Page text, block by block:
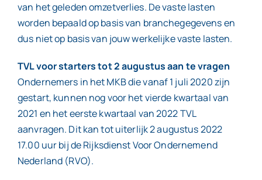
van het geleden omzetverlies. De vaste lasten
worden bepaald op basis van branchegegevens en
dus niet op basis van jouw werkelijke vaste lasten.
TVL voor starters tot 2 augustus aan te vragen
Ondernemers in het MKB die vanaf 1 juli 2020 zijn
gestart, kunnen nog voor het vierde kwartaal van
2021 en het eerste kwartaal van 2022 TVL
aanvragen. Dit kan tot uiterlijk 2 augustus 2022
17.00 uur bij de Rijksdienst Voor Ondernemend
Nederland (RVO).